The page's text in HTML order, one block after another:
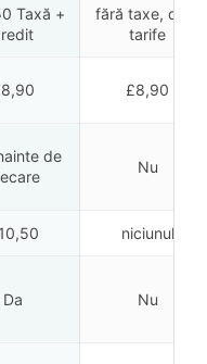
Taxă +
fără taxe, doar
tarife
£8,90
de
Nu
niciunul
Da Nu